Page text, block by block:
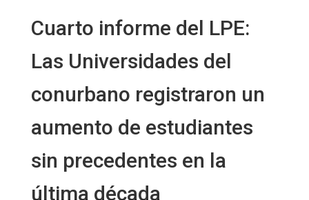
Cuarto informe del LPE:
Las Universidades del
conurbano registraron un
aumento de estudiantes
sin precedentes en la
última década